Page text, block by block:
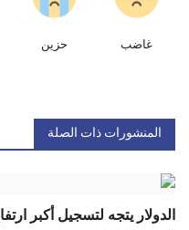
غاضب حزين
المنشورات ذات الصلة
الدولار يتجه لتسجيل أكبر